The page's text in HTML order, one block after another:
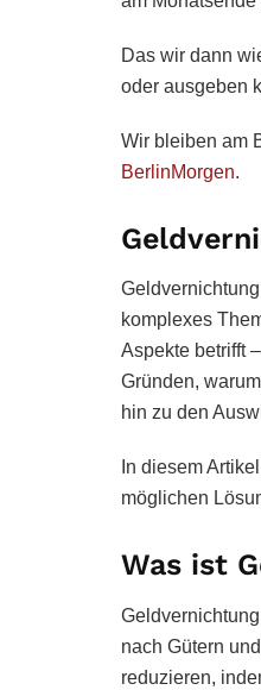
Das wir dann
oder ausgeben
Wir bleiben am
BerlinMorgen.
komplexes
Aspekte betrifft
Gründen,
hin zu den
In diesem
möglichen
Was ist
nach Gütern
reduzieren,